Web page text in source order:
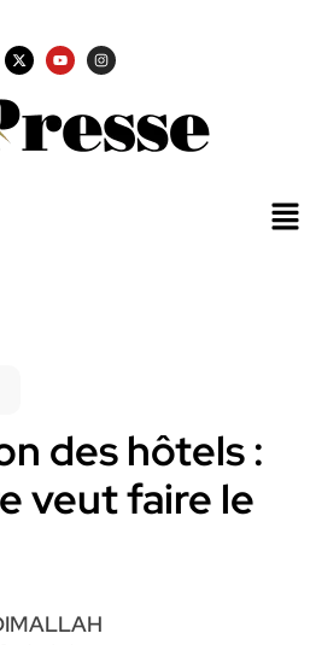
des hôtels :
veut faire le